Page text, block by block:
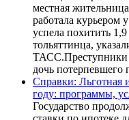
местная
работала курьером
успела похитить
тольяттинца,
ТАСС.Преступники
дочь потерпевшего
Справки: Льготная
году: программы,
Государство